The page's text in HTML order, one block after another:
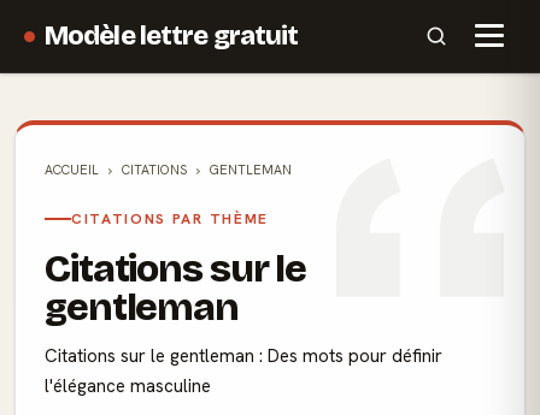
Modèle lettre gratuit
ACCUEIL CITATIONS GENTLEMAN
CITATIONS PAR THÈME
Citations sur le
gentleman
Citations sur le gentleman : Des mots pour définir
l'élégance masculine